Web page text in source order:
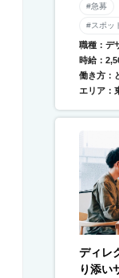
#急募
#スポッ
職種：デ
時給：
働き方：
エリア：
ディレ
り添い